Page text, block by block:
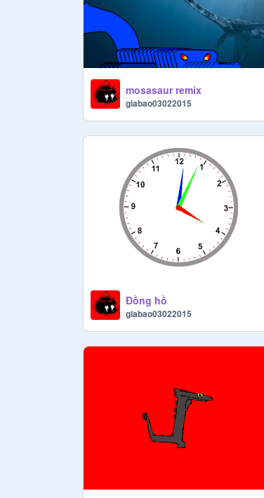
mosasaur remix
giabao03022015
Đồng hồ
giabao03022015